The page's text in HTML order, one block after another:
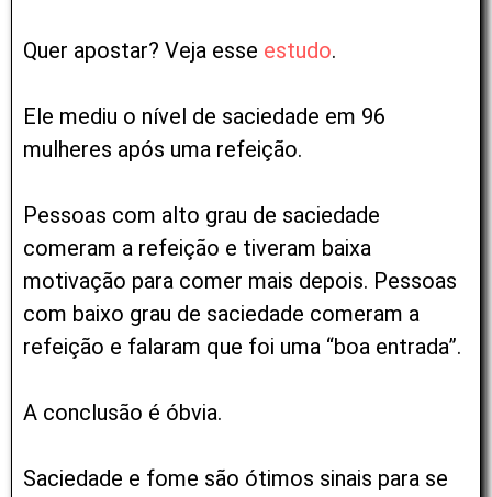
Quer apostar? Veja esse estudo.
Ele mediu o nível de saciedade em 96
mulheres após uma refeição.
Pessoas com alto grau de saciedade
comeram a refeição e tiveram baixa
motivação para comer mais depois. Pessoas
com baixo grau de saciedade comeram a
refeição e falaram que foi uma “boa entrada”.
A conclusão é óbvia.
Saciedade e fome são ótimos sinais para se